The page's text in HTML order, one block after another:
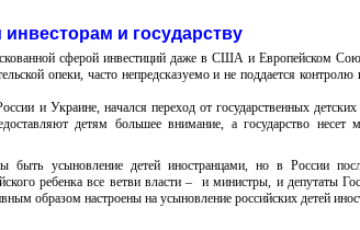
инвесторам и государству
сферой инвестиций даже в США и Европейском
опеки, часто непредсказуемо и не поддается
и Украине, начался переход от государственных
детям большее внимание, а государство несет
усыновление детей иностранцами, но в России
ребенка все ветви власти – и министры, и депутаты
образом настроены на усыновление российских детей